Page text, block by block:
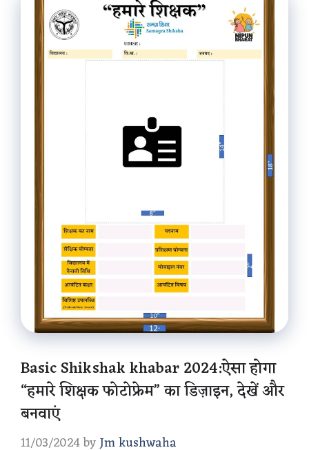
Basic Shikshak khabar 2024:ऐसा होगा
“हमारे शिक्षक फोटोफ्रेम” का डिज़ाइन, देखें और
बनवाएं
11/03/2024byJm kushwaha